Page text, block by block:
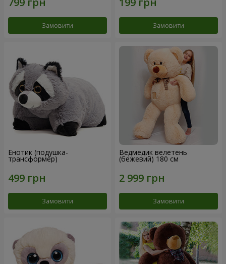
Замовити Замовити
Енотик (подушка-
трансформер)
Замовити
Ведмедик велетень
(бежевий) 180 см
Замовити